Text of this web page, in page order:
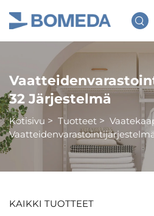
32 Järjestelmä
Kotisivu > Tuotteet >
KAIKKI TUOTTEET